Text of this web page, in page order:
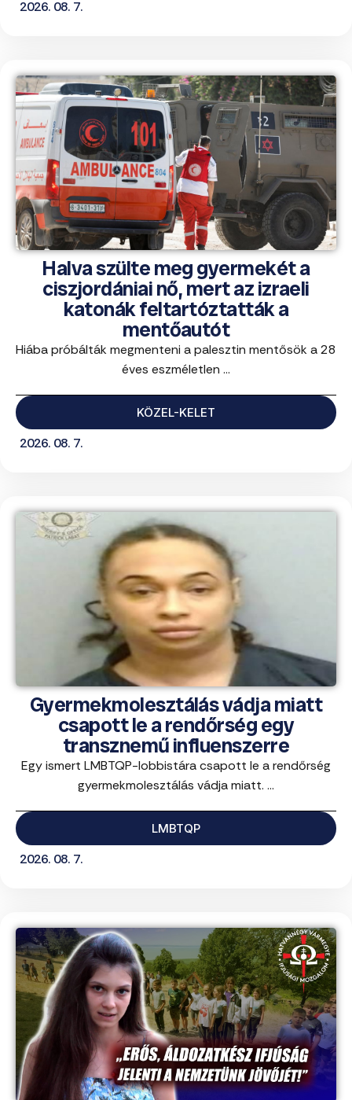
2026. 08. 7.
Halva szülte meg gyermekét a
ciszjordániai nő, mert az izraeli
katonák feltartóztatták a
mentőautót
Hiába próbálták megmenteni a palesztin mentősök a 28
éves eszméletlen ...
KÖZEL-KELET
2026. 08. 7.
Gyermekmolesztálás vádja miatt
csapott le a rendőrség egy
transznemű influenszerre
Egy ismert LMBTQP-lobbistára csapott le a rendőrség
gyermekmolesztálás vádja miatt. ...
LMBTQP
2026. 08. 7.